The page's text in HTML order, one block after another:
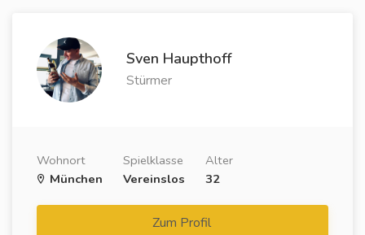
Sven Haupthoff
Stürmer
Wohnort
München
Spielklasse
Vereinslos
Alter
32
Zum Profil